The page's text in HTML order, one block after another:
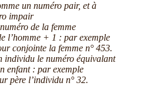
un numéro pair, et à
impair
de la femme
l’homme + 1 : par exemple
conjointe la femme n° 453.
individu le numéro équivalant
enfant : par exemple
père l’individu n° 32.